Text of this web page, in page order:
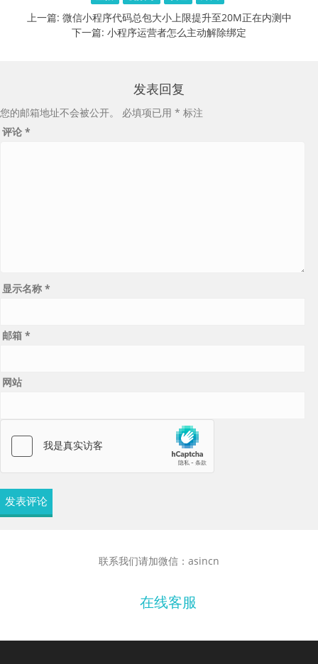
上一篇: 微信小程序代码总包大小上限提升至20M正在内测中
下一篇: 小程序运营者怎么主动解除绑定
发表回复
您的邮箱地址不会被公开。 必填项已用 * 标注
评论 *
显示名称 *
邮箱 *
网站
联系我们请加微信：asincn
在线客服